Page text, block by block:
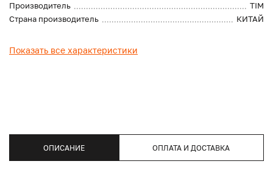
Производитель
TIM
Страна производитель
КИТАЙ
Показать все характеристики
ОПИСАНИЕ ОПЛАТА И ДОСТАВКА